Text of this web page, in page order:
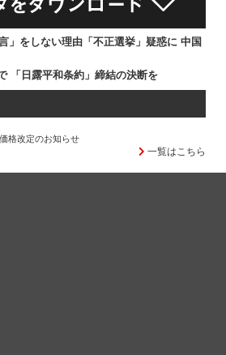
」をしない理由「不正選挙」疑惑に 中国
「日露平和条約」締結の決断を
格改定のお知らせ
一覧はこちら